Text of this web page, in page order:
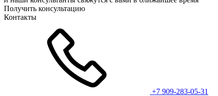
Получить консультацию
Контакты
+7 909-283-05-31